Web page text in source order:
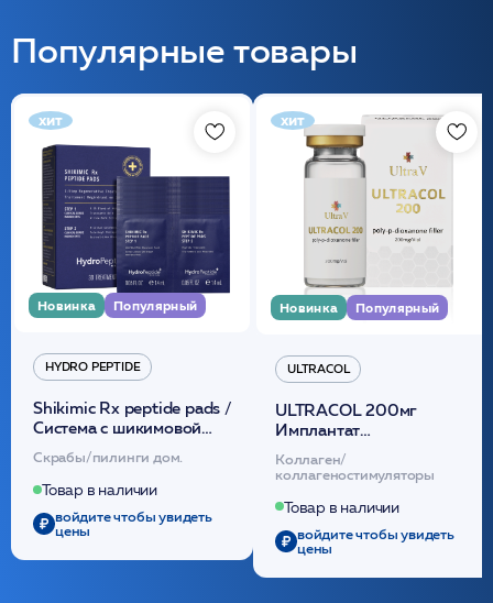
Популярные товары
хит
Новинка Популярный
HYDRO PEPTIDE
Shikimic Rx peptide pads /
Cистема с шикимовой
кислотой обновляющая
(30шт) /HP
Скрабы/пилинги дом.
Товар в наличии
войдите чтобы увидеть
цены
хит
Новинка Популярный
ULTRACOL
ULTRACOL 200мг
Имплантат
внутридермальный,
стерильный на основе
полидиоксанона
/ULTRACOL
Коллаген/
коллагеностимуляторы
Товар в наличии
войдите чтобы увидеть
цены